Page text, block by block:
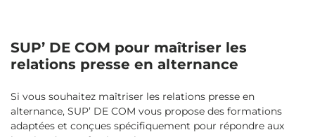
SUP’ DE COM pour maîtriser les
relations presse en alternance
Si vous souhaitez maîtriser les relations presse en
alternance, SUP’ DE COM vous propose des formations
adaptées et conçues spécifiquement pour répondre aux